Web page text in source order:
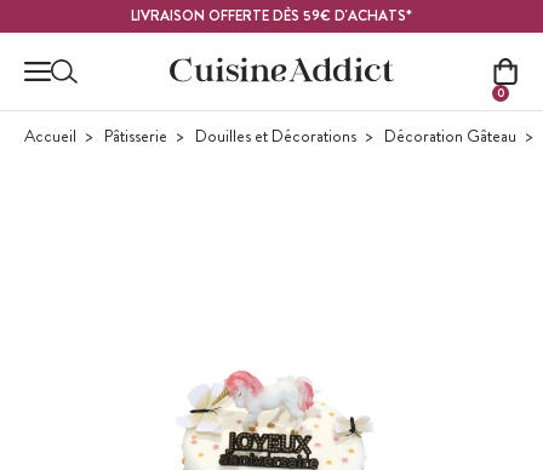
LIVRAISON OFFERTE DÈS 59€ D'ACHATS*
0
Accueil Pâtisserie Douilles et Décorations Décoration Gâteau